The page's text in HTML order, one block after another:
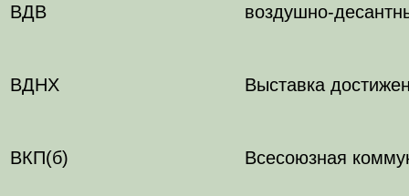
ВДВ воздушно-
ВДНХ Выставка
ВКП(б) Всесоюзная